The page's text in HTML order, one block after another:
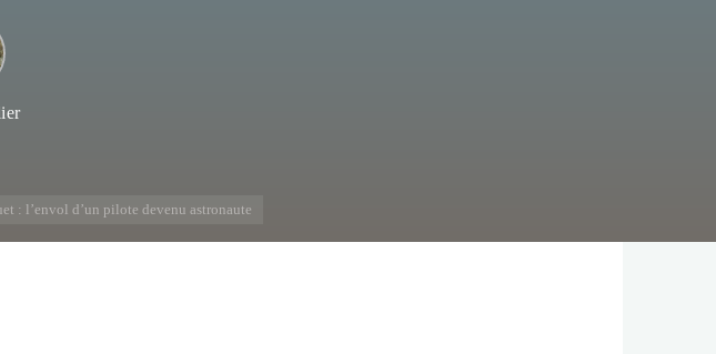
: l’envol d’un pilote devenu astronaute